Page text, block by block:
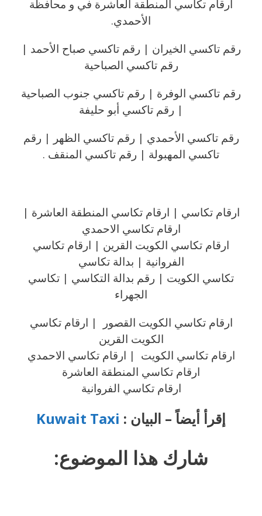
ارقام تكاسي المنطقة العاشرة في و محافظة
الأحمدي.
رقم تاكسي الخيران | رقم تاكسي صباح الأحمد |
رقم تاكسي الصباحية
رقم تاكسي الوفرة | رقم تاكسي جنوب الصباحية
| رقم تاكسي أبو حليفة
رقم تاكسي الأحمدي | رقم تاكسي الظهر | رقم
تاكسي المهبولة | رقم تاكسي المنقف .
ارقام تكاسي | ارقام تكاسي المنطقة العاشرة |
ارقام تكاسي الاحمدي
ارقام تكاسي الكويت القرين | ارقام تكاسي
الفروانية | بدالة تكاسي
تكاسي الكويت | رقم بدالة التكاسي | تكاسي
الجهراء
ارقام تكاسي الكويت القصور | ارقام تكاسي
الكويت القرين
ارقام تكاسي الكويت | ارقام تكاسي الاحمدي
ارقام تكاسي المنطقة العاشرة
ارقام تكاسي الفروانية
إقرأ أيضاً – البيان : Kuwait Taxi
شارك هذا الموضوع: